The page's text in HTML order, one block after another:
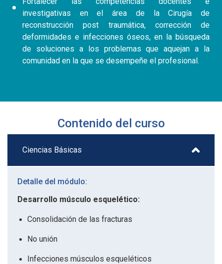
investigativas en el área de la Cirugía de
reconstrucción post traumática, corrección de
deformidades e infecciones óseos, en la búsqueda
de soluciones a los problemas que aquejan a la
comunidad en la que se desempeñe el profesional.
Contenido del curso
Ciencias Básicas
Detalle del módulo:
Desarrollo músculo esquelético:
Consolidación de las fracturas
No unión
Infecciones músculos esqueléticos